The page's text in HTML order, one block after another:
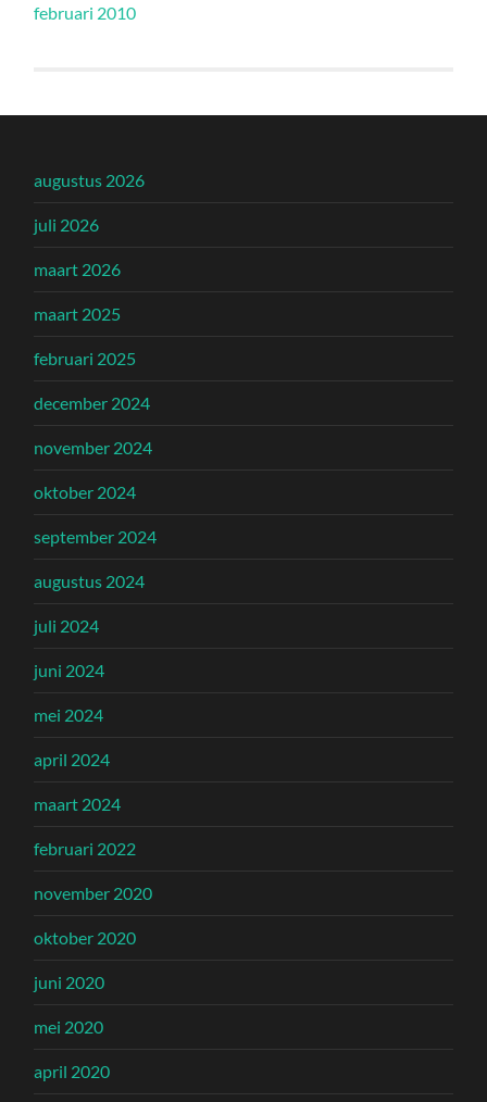
februari 2010
augustus 2026
juli 2026
maart 2026
maart 2025
februari 2025
december 2024
november 2024
oktober 2024
september 2024
augustus 2024
juli 2024
juni 2024
mei 2024
april 2024
maart 2024
februari 2022
november 2020
oktober 2020
juni 2020
mei 2020
april 2020